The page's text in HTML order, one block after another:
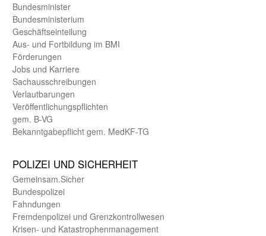
Bundes­minister
Bundes­ministerium
Geschäfts­einteilung
Aus- und Fortbildung im BMI
Förderungen
Jobs und Karriere
Sachaus­schreibungen
Verlautbarungen
Veröffentlichungspflichten
gem. B-VG
Bekanntgabepflicht gem. MedKF-TG
POLIZEI UND SICHER­HEIT
Gemein­sam.Sicher
Bundes­polizei
Fahndungen
Fremdenpolizei und Grenzkontrollwesen
Krisen- und Katastrophen­management